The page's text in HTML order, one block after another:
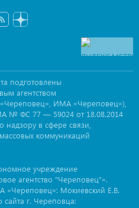
подготовлены
агентством
ИМА «Череповец»),
№ ФС 77 — 59024 от 18.08.2014
в сфере связи,
коммуникаций
учреждение
агентство "Череповец"».
«Череповец»: Мокиевский Е.В.
г. Череповца: